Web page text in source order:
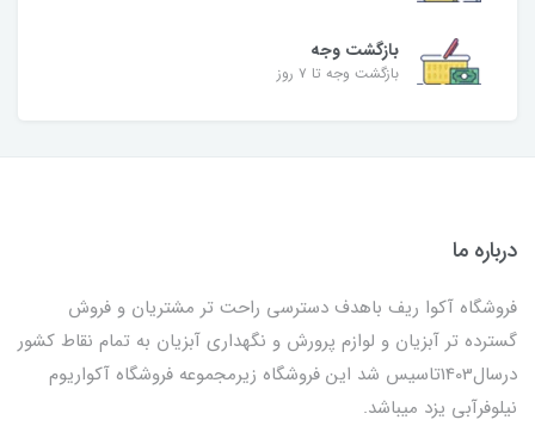
بازگشت وجه
بازگشت وجه تا ۷ روز
درباره ما
فروشگاه آکوا ریف باهدف دسترسی راحت تر مشتریان و فروش
گسترده تر آبزیان و لوازم پرورش و نگهداری آبزیان به تمام نقاط کشور
درسال1403تاسیس شد این فروشگاه زیرمجموعه فروشگاه آکواریوم
نیلوفرآبی یزد میباشد.